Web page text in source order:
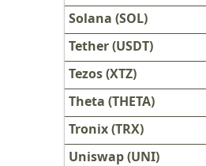
Solana (SOL)
Tether (USDT)
Tezos (XTZ)
Theta (THETA)
Tronix (TRX)
Uniswap (UNI)